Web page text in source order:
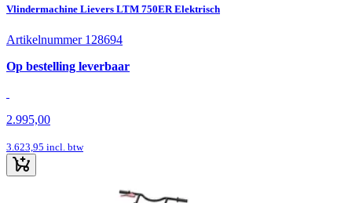
Vlindermachine Lievers LTM 750ER Elektrisch
Artikelnummer 128694
Op bestelling leverbaar
2.995,00
3.623,95 incl. btw